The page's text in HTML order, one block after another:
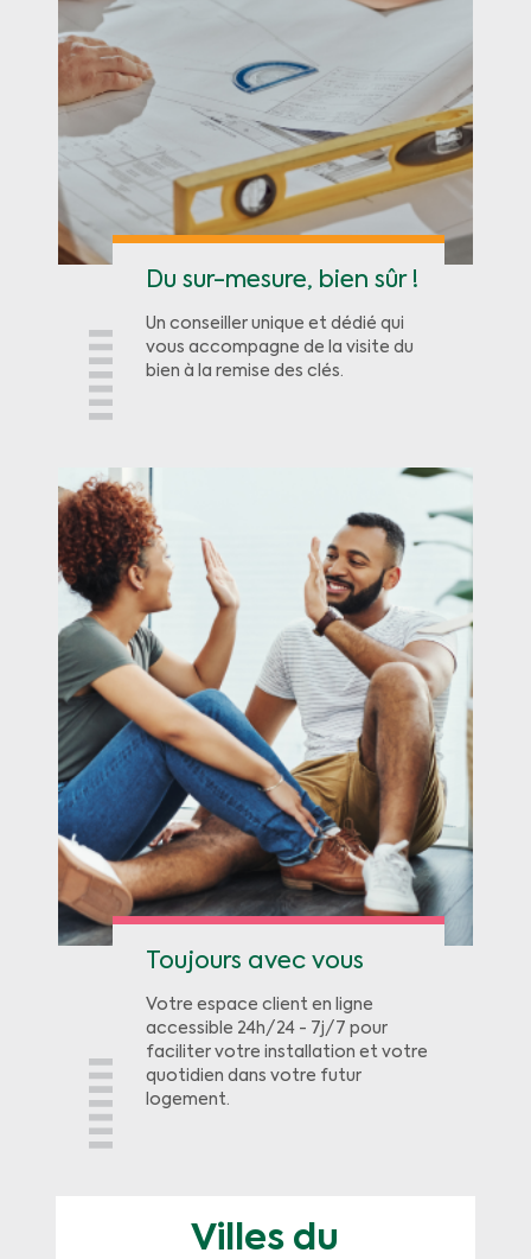
Du sur-mesure, bien sûr !
Un conseiller unique et dédié qui
vous accompagne de la visite du
bien à la remise des clés.
Toujours avec vous
Votre espace client en ligne
accessible 24h/24 - 7j/7 pour
faciliter votre installation et votre
quotidien dans votre futur
logement.
Villes du